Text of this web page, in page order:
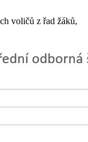
voličů z řad žáků,